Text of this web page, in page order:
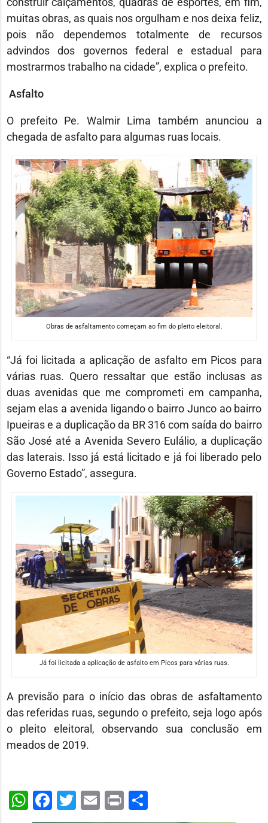
muitas obras, as quais nos orgulham e nos deixa feliz,
pois não dependemos totalmente de recursos
advindos dos governos federal e estadual para
mostrarmos trabalho na cidade”, explica o prefeito.
Asfalto
O prefeito Pe. Walmir Lima também anunciou a
chegada de asfalto para algumas ruas locais.
Obras de asfaltamento começam ao fim do pleito eleitoral.
“Já foi licitada a aplicação de asfalto em Picos para
várias ruas. Quero ressaltar que estão inclusas as
duas avenidas que me comprometi em campanha,
sejam elas a avenida ligando o bairro Junco ao bairro
Ipueiras e a duplicação da BR 316 com saída do bairro
São José até a Avenida Severo Eulálio, a duplicação
das laterais. Isso já está licitado e já foi liberado pelo
Governo Estado”, assegura.
Já foi licitada a aplicação de asfalto em Picos para várias ruas.
A previsão para o início das obras de asfaltamento
das referidas ruas, segundo o prefeito, seja logo após
o pleito eleitoral, observando sua conclusão em
meados de 2019.
WhatsApp
Facebook
Twitter
Email
PrintShare